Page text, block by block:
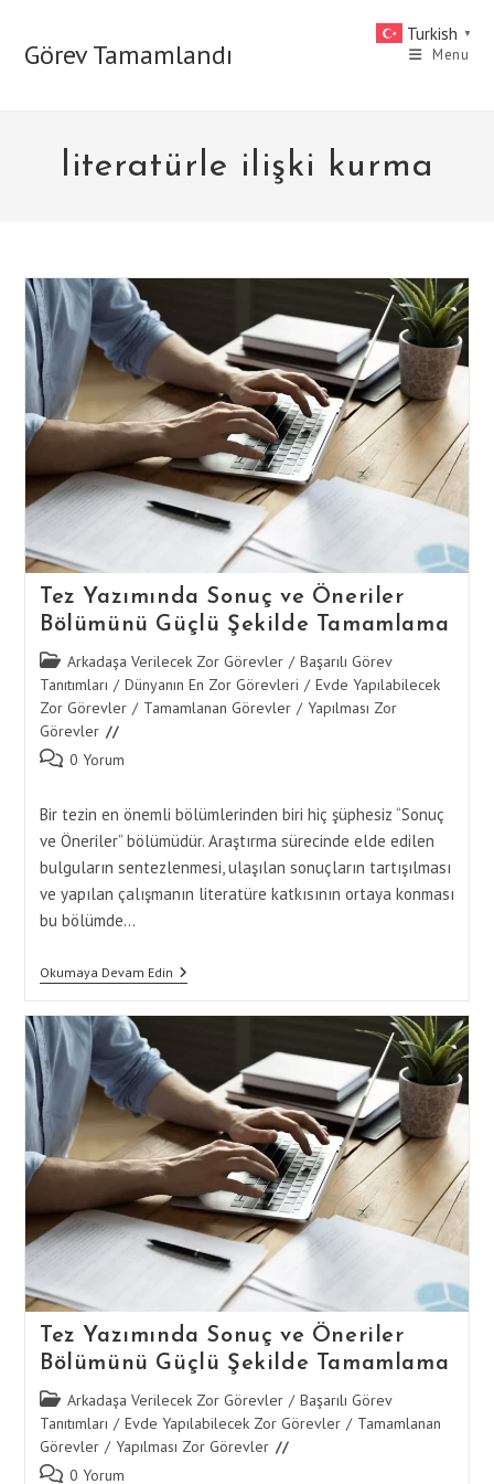
contentGörev Tamamlandı Menu
literatürle ilişki kurma
Tez Yazımında Sonuç ve Öneriler
Bölümünü Güçlü Şekilde Tamamlama
Post
category:
Arkadaşa Verilecek Zor Görevler / Başarılı Görev
Tanıtımları / Dünyanın En Zor Görevleri / Evde Yapılabilecek
Zor Görevler / Tamamlanan Görevler / Yapılması Zor
Görevler
Post 0 Yorum
Bir tezin en önemli bölümlerinden biri hiç şüphesiz “Sonuç
ve Öneriler” bölümüdür. Araştırma sürecinde elde edilen
bulguların sentezlenmesi, ulaşılan sonuçların tartışılması
ve yapılan çalışmanın literatüre katkısının ortaya konması
bu bölümde…
Okumaya Devam EdinTez
Güçlü
Şekilde
Tamamlama
Tez Yazımında Sonuç ve Öneriler
Bölümünü Güçlü Şekilde Tamamlama
Post
category:
Arkadaşa Verilecek Zor Görevler / Başarılı Görev
Tanıtımları / Evde Yapılabilecek Zor Görevler / Tamamlanan
Görevler / Yapılması Zor Görevler
Post 0 Yorum
Turkish ▼